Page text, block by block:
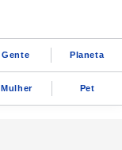
Gente Planeta
Mulher Pet